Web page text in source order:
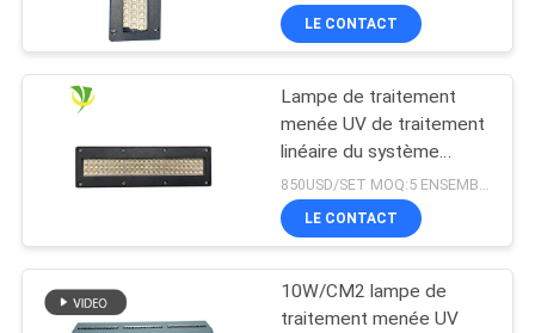
refroidissement par l'eau
LED pour la machine
LE CONTACT
Lampe de traitement
menée UV de traitement
linéaire du système
365nm 395nm 405nm de
Shenzhen 1200w
LE CONTACT
10W/CM2 lampe de
traitement menée UV